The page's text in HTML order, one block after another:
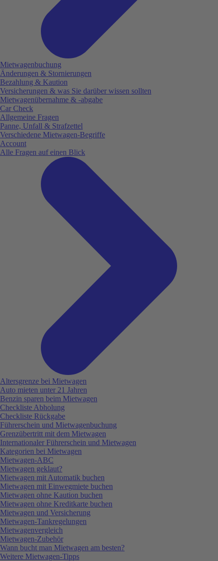
Mietwagenbuchung
Änderungen & Stornierungen
Bezahlung & Kaution
Versicherungen & was Sie darüber wissen sollten
Mietwagenübernahme & -abgabe
Car Check
Allgemeine Fragen
Panne, Unfall & Strafzettel
Verschiedene Mietwagen-Begriffe
Account
Alle Fragen auf einen Blick
Altersgrenze bei Mietwagen
Auto mieten unter 21 Jahren
Benzin sparen beim Mietwagen
Checkliste Abholung
Checkliste Rückgabe
Führerschein und Mietwagenbuchung
Grenzübertritt mit dem Mietwagen
Internationaler Führerschein und Mietwagen
Kategorien bei Mietwagen
Mietwagen-ABC
Mietwagen geklaut?
Mietwagen mit Automatik buchen
Mietwagen mit Einwegmiete buchen
Mietwagen ohne Kaution buchen
Mietwagen ohne Kreditkarte buchen
Mietwagen und Versicherung
Mietwagen-Tankregelungen
Mietwagenvergleich
Mietwagen-Zubehör
Wann bucht man Mietwagen am besten?
Weitere Mietwagen-Tipps